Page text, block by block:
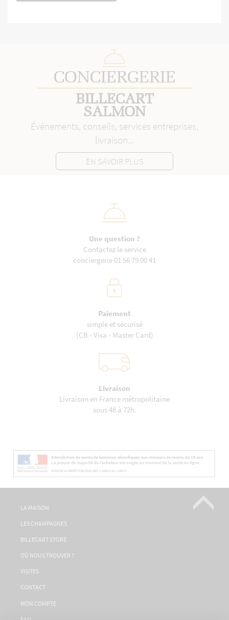
CONCIERGERIE
BILLECART
SALMON
Événements, conseils, services entreprises,
livraison...
EN SAVOIR PLUS
Une question ?
Contactez le service
conciergerie 01 56 79 00 41
Paiement
simple et sécurisé
(CB - Visa - Master Card)
Livraison
Livraison en France métropolitaine
sous 48 à 72h.
LA MAISON
LES CHAMPAGNES
BILLECART STORE
OÙ NOUS TROUVER ?
VISITES
CONTACT
MON COMPTE